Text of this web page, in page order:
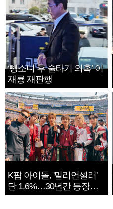
‘뺑소니 후 술타기 의혹’ 이
재룡 재판행
K팝 아이돌, '밀리언셀러'
단 1.6%…30년간 등장
1182개팀 전수조사